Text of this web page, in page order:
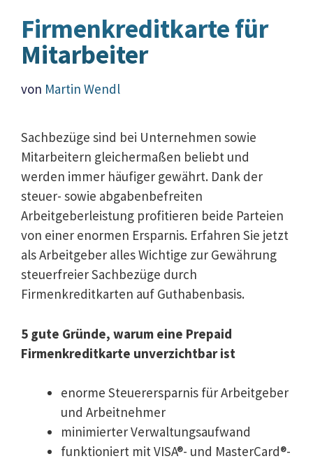
Firmenkreditkarte für
Mitarbeiter
von Martin Wendl
Sachbezüge sind bei Unternehmen sowie
Mitarbeitern gleichermaßen beliebt und
werden immer häufiger gewährt. Dank der
steuer- sowie abgabenbefreiten
Arbeitgeberleistung profitieren beide Parteien
von einer enormen Ersparnis. Erfahren Sie jetzt
als Arbeitgeber alles Wichtige zur Gewährung
steuerfreier Sachbezüge durch
Firmenkreditkarten auf Guthabenbasis.
5 gute Gründe, warum eine Prepaid
Firmenkreditkarte unverzichtbar ist
enorme Steuerersparnis für Arbeitgeber
und Arbeitnehmer
minimierter Verwaltungsaufwand
funktioniert mit VISA®- und MasterCard®-